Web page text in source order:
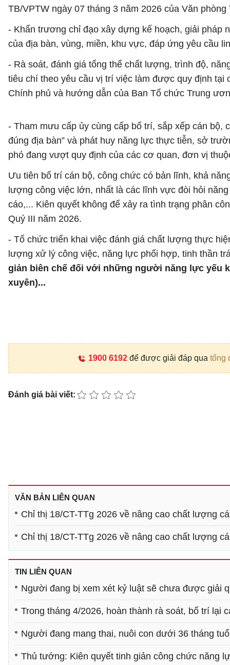
TB/VPTW ngày 07 tháng 3 năm 2026 của Văn
- Khẩn trương chỉ đạo xây dựng kế hoạch, giải pháp
của địa bàn, vùng, miền, khu vực, đáp ứng yêu cầu
- Rà soát, đánh giá tổng thể chất lượng, trình độ,
tiêu chí theo yêu cầu vị trí việc làm được quy định tại
Chính phủ và hướng dẫn của Ban Tổ chức Trung
- Tham mưu cấp ủy cùng cấp bố trí, sắp xếp cán
đúng địa bàn” và phát huy năng lực thực tiễn, sở
phó đang vượt quy định của các cơ quan, đơn vị
Ưu tiên bố trí cán bộ, công chức có bản lĩnh, khả
lượng công việc lớn, nhất là các lĩnh vực đòi hỏi
cáo,... Kiên quyết không để xảy ra tình trạng phân
Quý III năm 2026.
- Tổ chức triển khai việc đánh giá chất lượng thực
lượng xử lý công việc, năng lực phối hợp, tinh thần
giản biên chế đối với những người năng lực yếu
xuyên)...
1900 6192để được giải đáp qua tổng
Đánh giá bài viết:
VĂN BẢN LIÊN QUAN
Chỉ thị 18/CT-TTg 2026 về nâng cao chất lượng
Chỉ thị 18/CT-TTg 2026 về nâng cao chất lượng
TIN LIÊN QUAN
Người đang bị xem xét kỷ luật sẽ chưa được giải
Trong tháng 4/2026, hoàn thành rà soát, bố trí lại
Người đang mang thai, nuôi con dưới 36 tháng
Thủ tướng: Kiên quyết tinh giản công chức năng